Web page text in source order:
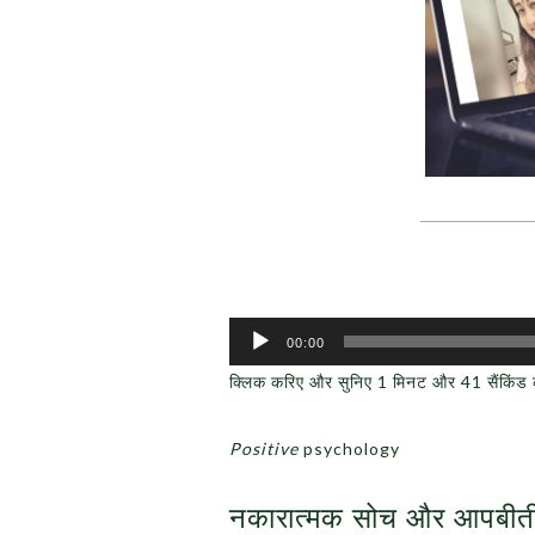
Audio
Player
00:00
क्लिक करिए और सुनिए 1 मिनट और 41 सैंकिंड
Positive psychology
नकारात्मक सोच और